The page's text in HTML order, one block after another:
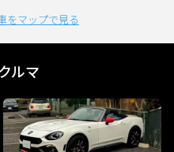
をマップで見る
ルマ